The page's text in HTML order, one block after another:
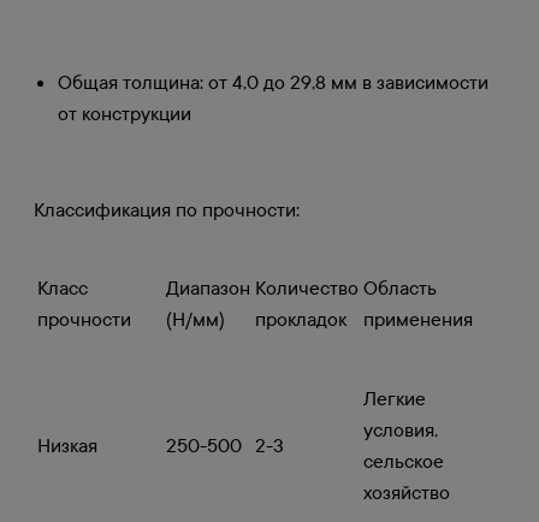
Общая толщина: от 4,0 до 29,8 мм в зависимости
от конструкции
Классификация по прочности:
Класс
прочности
Диапазон
(Н/мм)
Количество
прокладок
Область
применения
Низкая 250-500 2-3
Легкие
условия,
сельское
хозяйство